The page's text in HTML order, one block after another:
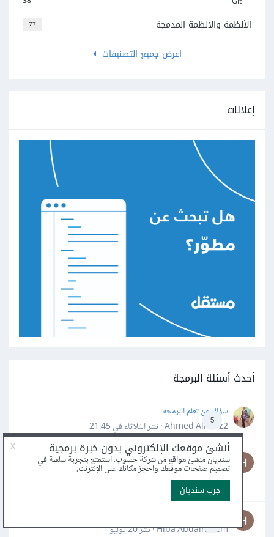
77
الأنظمة والأنظمة المدمجة
اعرض جميع التصنيفات
إعلانات
أحدث أسئلة البرمجة
5
سؤال عن تعلم البرمجه
Ahmed Alhafiz2 · نشر
الثلاثاء في 21:45
4
كيف ارفع مشروعي بالواجهات الأمامية والخلفية على
استضافة InfinityFree؟
Hiba Abdalrheem · نشر
Hiba Abdalrheem · نشر
20 يوليو